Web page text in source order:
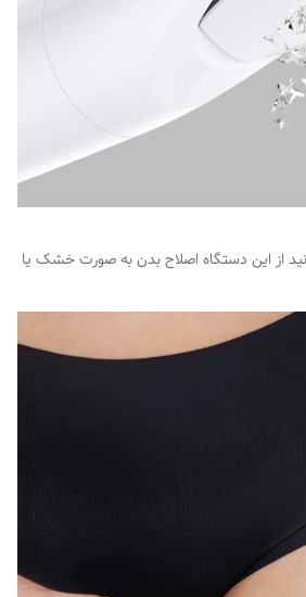
از این دستگاه اصلاح بدن به صورت خشک یا